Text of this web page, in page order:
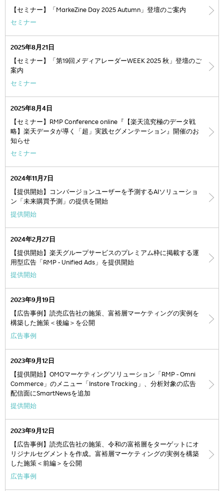
【セミナー】「MarkeZine Day 2025 Autumn」登壇のご案内
セミナー
2025年8月21日
【セミナー】「第19回メディアレーダーWEEK 2025 秋」登壇のご
案内
セミナー
2025年8月4日
【セミナー】RMP Conference online『【楽天流究極のデータ戦
略】楽天データが導く「超」実践セグメンテーション』開催のお
知らせ
セミナー
2024年11月7日
【提供開始】コンバージョンユーザーを予測するAIソリューショ
ン「未来購買予測」の提供を開始
提供開始
2024年2月27日
【提供開始】楽天グループサービスのプレミアム枠に掲載する運
用型広告「RMP - Unified Ads」を提供開始
提供開始
2023年9月19日
【広告事例】読売広告社の施策、富裕層マーケティングの実例を
構築した施策＜後編＞を公開
広告事例
2023年9月12日
【提供開始】OMOマーケティングソリューション「RMP - Omni
Commerce」のメニュー「Instore Tracking」、分析対象の広告
配信面にSmartNewsを追加
提供開始
2023年9月12日
【広告事例】読売広告社の施策、令和の富裕層をターゲットにオ
リジナルセグメントを作成。富裕層マーケティングの実例を構築
した施策＜前編＞を公開
広告事例